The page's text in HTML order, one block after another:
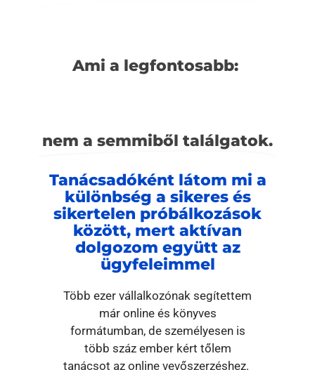
Ami a legfontosabb:
nem a semmiből találgatok.
Tanácsadóként látom mi a
különbség a sikeres és
sikertelen próbálkozások
között, mert aktívan
dolgozom együtt az
ügyfeleimmel
Több ezer vállalkozónak segítettem
már online és könyves
formátumban, de személyesen is
több száz ember kért tőlem
tanácsot az online vevőszerzéshez.